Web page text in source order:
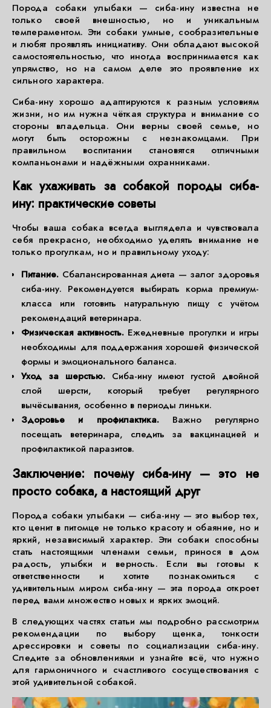
Порода собаки улыбаки — сиба-ину известна не
только своей внешностью, но и уникальным
темпераментом. Эти собаки умные, сообразительные
и любят проявлять инициативу. Они обладают высокой
самостоятельностью, что иногда воспринимается как
упрямство, но на самом деле это проявление их
сильного характера.
Сиба-ину хорошо адаптируются к разным условиям
жизни, но им нужна чёткая структура и внимание со
стороны владельца. Они верны своей семье, но
могут быть осторожны с незнакомцами. При
правильном воспитании становятся отличными
компаньонами и надёжными охранниками.
Как ухаживать за собакой породы сиба-
ину: практические советы
Чтобы ваша собака всегда выглядела и чувствовала
себя прекрасно, необходимо уделять внимание не
только прогулкам, но и правильному уходу:
Питание. Сбалансированная диета — залог здоровья
сиба-ину. Рекомендуется выбирать корма премиум-
класса или готовить натуральную пищу с учётом
рекомендаций ветеринара.
Физическая активность. Ежедневные прогулки и игры
необходимы для поддержания хорошей физической
формы и эмоционального баланса.
Уход за шерстью.Сиба-ину имеют густой двойной
слой шерсти, который требует регулярного
вычёсывания, особенно в периоды линьки.
Здоровье и профилактика.Важно регулярно
посещать ветеринара, следить за вакцинацией и
профилактикой паразитов.
Заключение: почему сиба-ину — это не
просто собака, а настоящий друг
Порода собаки улыбаки — сиба-ину — это выбор тех,
кто ценит в питомце не только красоту и обаяние, но и
яркий, независимый характер. Эти собаки способны
стать настоящими членами семьи, принося в дом
радость, улыбки и верность. Если вы готовы к
ответственности и хотите познакомиться с
удивительным миром сиба-ину — эта порода откроет
перед вами множество новых и ярких эмоций.
В следующих частях статьи мы подробно рассмотрим
рекомендации по выбору щенка, тонкости
дрессировки и советы по социализации сиба-ину.
Следите за обновлениями и узнайте всё, что нужно
для гармоничного и счастливого сосуществования с
этой удивительной собакой.